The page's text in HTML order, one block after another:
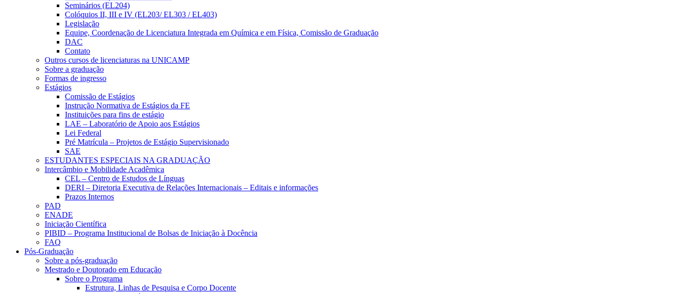
Seminários (EL204)
Colóquios II, III e IV (EL203/ EL303 / EL403)
Legislação
Equipe, Coordenação de Licenciatura Integrada em Química e em Física, Comissão de Graduação
DAC
Contato
Outros cursos de licenciaturas na UNICAMP
Sobre a graduação
Formas de ingresso
Estágios
Comissão de Estágios
Instrução Normativa de Estágios da FE
Instituições para fins de estágio
LAE – Laboratório de Apoio aos Estágios
Lei Federal
Pré Matrícula – Projetos de Estágio Supervisionado
SAE
ESTUDANTES ESPECIAIS NA GRADUAÇÃO
Intercâmbio e Mobilidade Acadêmica
CEL – Centro de Estudos de Línguas
DERI – Diretoria Executiva de Relações Internacionais – Editais e informações
Prazos Internos
PAD
ENADE
Iniciação Científica
PIBID – Programa Institucional de Bolsas de Iniciação à Docência
FAQ
Pós-Graduação
Sobre a pós-graduação
Mestrado e Doutorado em Educação
Sobre o Programa
Estrutura, Linhas de Pesquisa e Corpo Docente